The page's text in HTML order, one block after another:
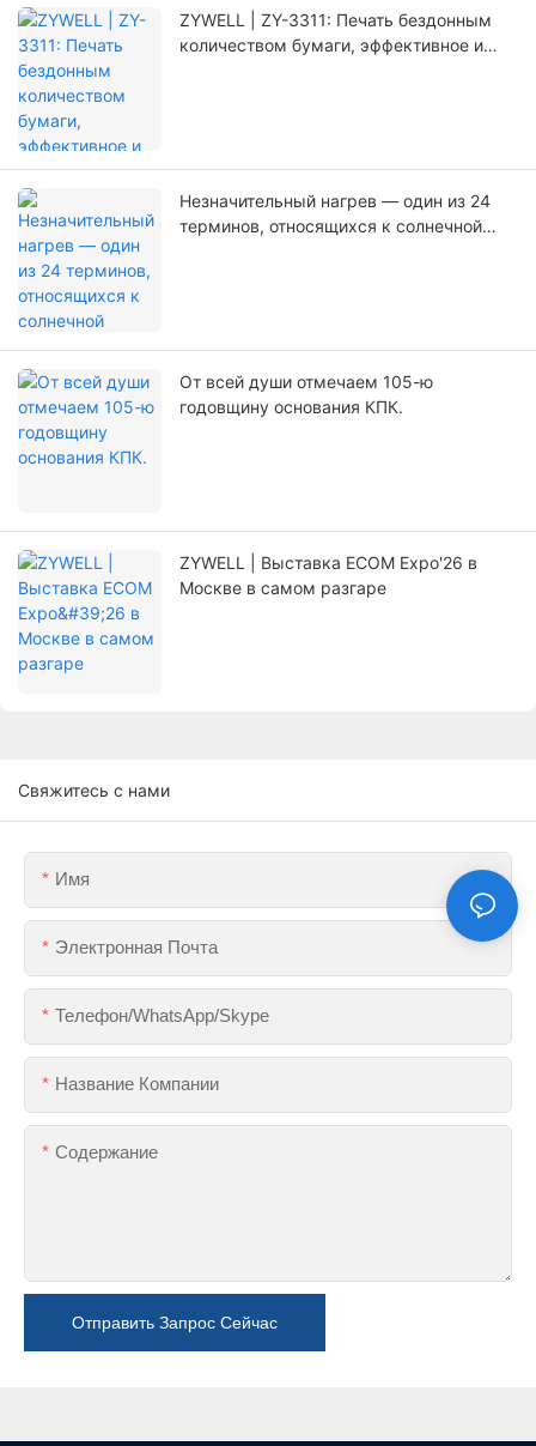
ZYWELL | ZY-3311: Печать бездонным
количеством бумаги, эффективное и
Незначительный нагрев — один из 24
терминов, относящихся к солнечной
От всей души отмечаем 105-ю
годовщину основания КПК.
ZYWELL | Выставка ECOM Expo'26 в
Москве в самом разгаре
Свяжитесь с нами
Имя
Электронная Почта
Телефон/WhatsApp/Skype
Название Компании
Содержание
Отправить Запрос Сейчас